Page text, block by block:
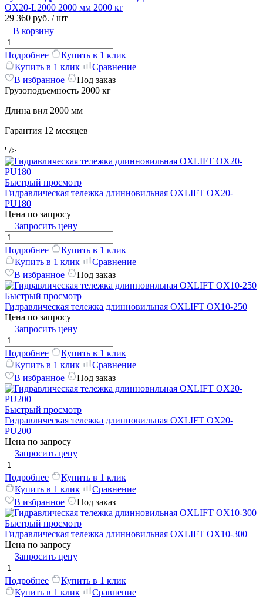
OX20-L2000 2000 мм 2000 кг
29 360 руб. / шт
В корзину
Подробнее
Купить в 1 клик
Купить в 1 клик
Сравнение
В избранное
Под заказ
Грузоподъемность 2000 кг
Длина вил 2000 мм
Гарантия 12 месяцев
' />
Быстрый просмотр
Гидравлическая тележка длинновильная OXLIFT OX20-
PU180
Цена по запросу
Запросить цену
Подробнее
Купить в 1 клик
Купить в 1 клик
Сравнение
В избранное
Под заказ
Быстрый просмотр
Гидравлическая тележка длинновильная OXLIFT OX10-250
Цена по запросу
Запросить цену
Подробнее
Купить в 1 клик
Купить в 1 клик
Сравнение
В избранное
Под заказ
Быстрый просмотр
Гидравлическая тележка длинновильная OXLIFT OX20-
PU200
Цена по запросу
Запросить цену
Подробнее
Купить в 1 клик
Купить в 1 клик
Сравнение
В избранное
Под заказ
Быстрый просмотр
Гидравлическая тележка длинновильная OXLIFT OX10-300
Цена по запросу
Запросить цену
Подробнее
Купить в 1 клик
Купить в 1 клик
Сравнение